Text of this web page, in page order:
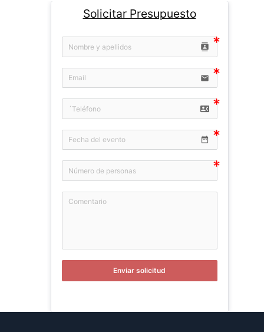
Solicitar Presupuesto
contacts
email
contact_phone
date_range
Enviar solicitud